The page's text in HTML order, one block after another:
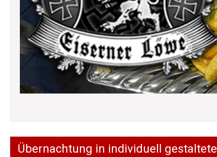
Übernachtung in individuell